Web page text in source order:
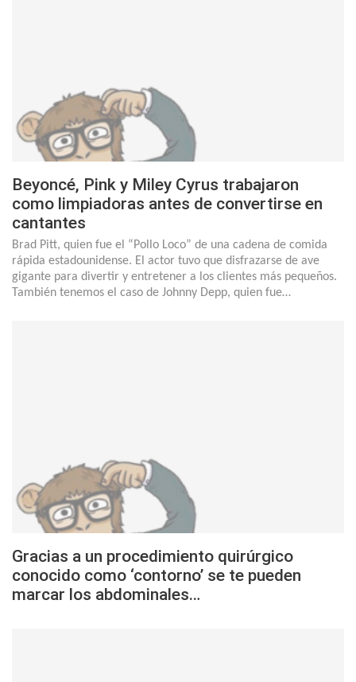
Beyoncé, Pink y Miley Cyrus trabajaron
como limpiadoras antes de convertirse en
cantantes
Brad Pitt, quien fue el “Pollo Loco” de una cadena de comida
rápida estadounidense. El actor tuvo que disfrazarse de ave
gigante para divertir y entretener a los clientes más pequeños.
También tenemos el caso de Johnny Depp, quien fue…
Gracias a un procedimiento quirúrgico
conocido como ‘contorno’ se te pueden
marcar los abdominales…